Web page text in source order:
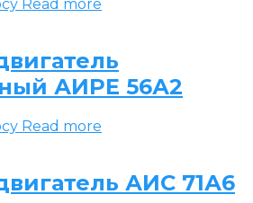
Read more
АИРЕ 56А2
Read more
АИС 71А6